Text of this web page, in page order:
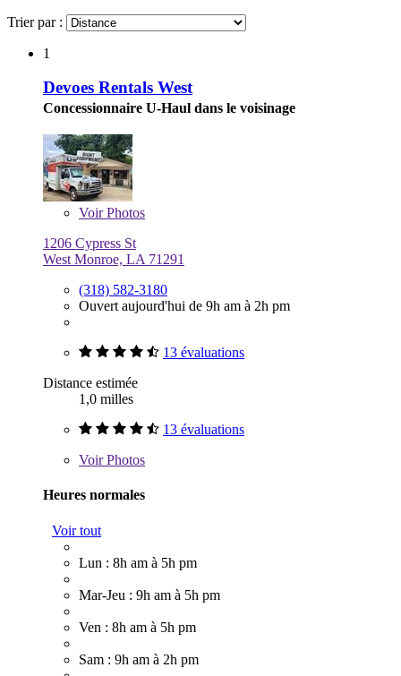
Trier par :
1
Devoes Rentals West
Concessionnaire U-Haul dans le voisinage
VoirPhotos
1206 Cypress St
West Monroe, LA 71291
(318) 582-3180
Ouvert aujourd'hui de 9h am à 2h pm
13 évaluations
Distance estimée
1,0 milles
13 évaluations
VoirPhotos
Heures normales
Voir tout
Lun : 8h am à 5h pm
Mar-Jeu : 9h am à 5h pm
Ven : 8h am à 5h pm
Sam : 9h am à 2h pm